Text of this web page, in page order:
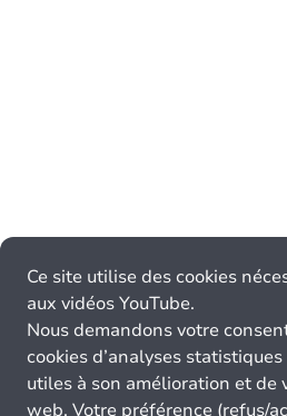
Ce site utilise des cookies
aux vidéos YouTube.
Nous demandons votre
cookies d’analyses
utiles à son amélioration et de
web. Votre préférence (refus/